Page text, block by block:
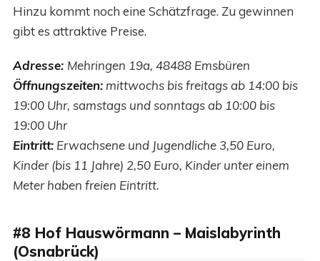
Hinzu kommt noch eine Schätzfrage. Zu gewinnen
gibt es attraktive Preise.
Adresse: Mehringen 19a, 48488 Emsbüren
Öffnungszeiten:mittwochs bis freitags ab 14:00 bis
19:00 Uhr, samstags und sonntags ab 10:00 bis
19:00 Uhr
Eintritt:Erwachsene und Jugendliche 3,50 Euro,
Kinder (bis 11 Jahre) 2,50 Euro, Kinder unter einem
Meter haben freien Eintritt.
#8 Hof Hauswörmann – Maislabyrinth
(Osnabrück)